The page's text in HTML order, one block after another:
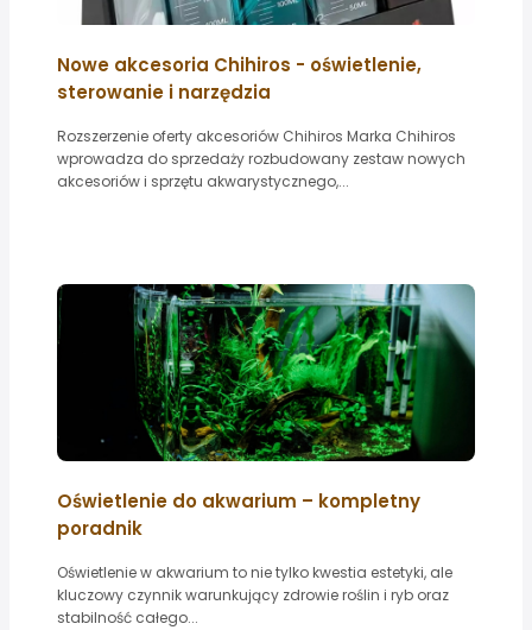
Nowe akcesoria Chihiros - oświetlenie,
sterowanie i narzędzia
Rozszerzenie oferty akcesoriów Chihiros Marka Chihiros
wprowadza do sprzedaży rozbudowany zestaw nowych
akcesoriów i sprzętu akwarystycznego,...
Oświetlenie do akwarium – kompletny
poradnik
Oświetlenie w akwarium to nie tylko kwestia estetyki, ale
kluczowy czynnik warunkujący zdrowie roślin i ryb oraz
stabilność całego...